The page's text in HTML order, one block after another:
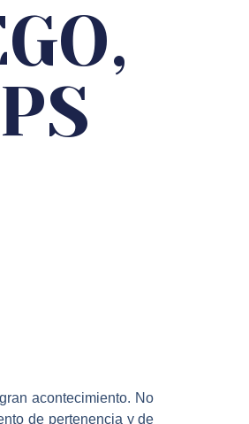
acontecimiento. No
de pertenencia y de